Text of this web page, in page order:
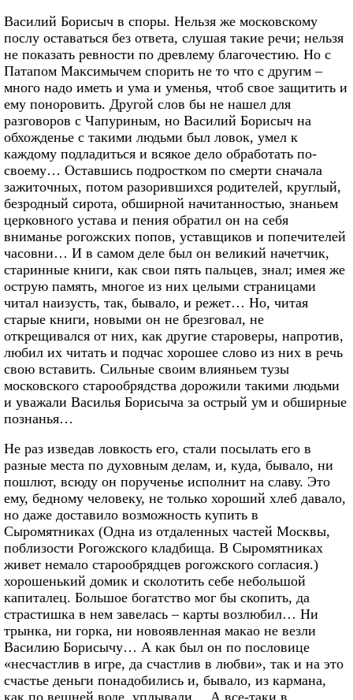
Василий Борисыч в споры. Нельзя же московскому
послу оставаться без ответа, слушая такие речи; нельзя
не показать ревности по древлему благочестию. Но с
Патапом Максимычем спорить не то что с другим –
много надо иметь и ума и уменья, чтоб свое защитить и
ему поноровить. Другой слов бы не нашел для
разговоров с Чапуриным, но Василий Борисыч на
обхожденье с такими людьми был ловок, умел к
каждому подладиться и всякое дело обработать по-
своему… Оставшись подростком по смерти сначала
зажиточных, потом разорившихся родителей, круглый,
безродный сирота, обширной начитанностью, знаньем
церковного устава и пения обратил он на себя
вниманье рогожских попов, уставщиков и попечителей
часовни… И в самом деле был он великий начетчик,
старинные книги, как свои пять пальцев, знал; имея же
острую память, многое из них целыми страницами
читал наизусть, так, бывало, и режет… Но, читая
старые книги, новыми он не брезговал, не
открещивался от них, как другие староверы, напротив,
любил их читать и подчас хорошее слово из них в речь
свою вставить. Сильные своим влияньем тузы
московского старообрядства дорожили такими людьми
и уважали Василья Борисыча за острый ум и обширные
познанья…
Не раз изведав ловкость его, стали посылать его в
разные места по духовным делам, и, куда, бывало, ни
пошлют, всюду он порученье исполнит на славу. Это
ему, бедному человеку, не только хороший хлеб давало,
но даже доставило возможность купить в
Сыромятниках (Одна из отдаленных частей Москвы,
поблизости Рогожского кладбища. В Сыромятниках
живет немало старообрядцев рогожского согласия.)
хорошенький домик и сколотить себе небольшой
капиталец. Большое богатство мог бы скопить, да
страстишка в нем завелась – карты возлюбил… Ни
трынка, ни горка, ни новоявленная макао не везли
Василию Борисычу… А как был он по пословице
«несчастлив в игре, да счастлив в любви», так и на это
счастье деньги понадобились и, бывало, из кармана,